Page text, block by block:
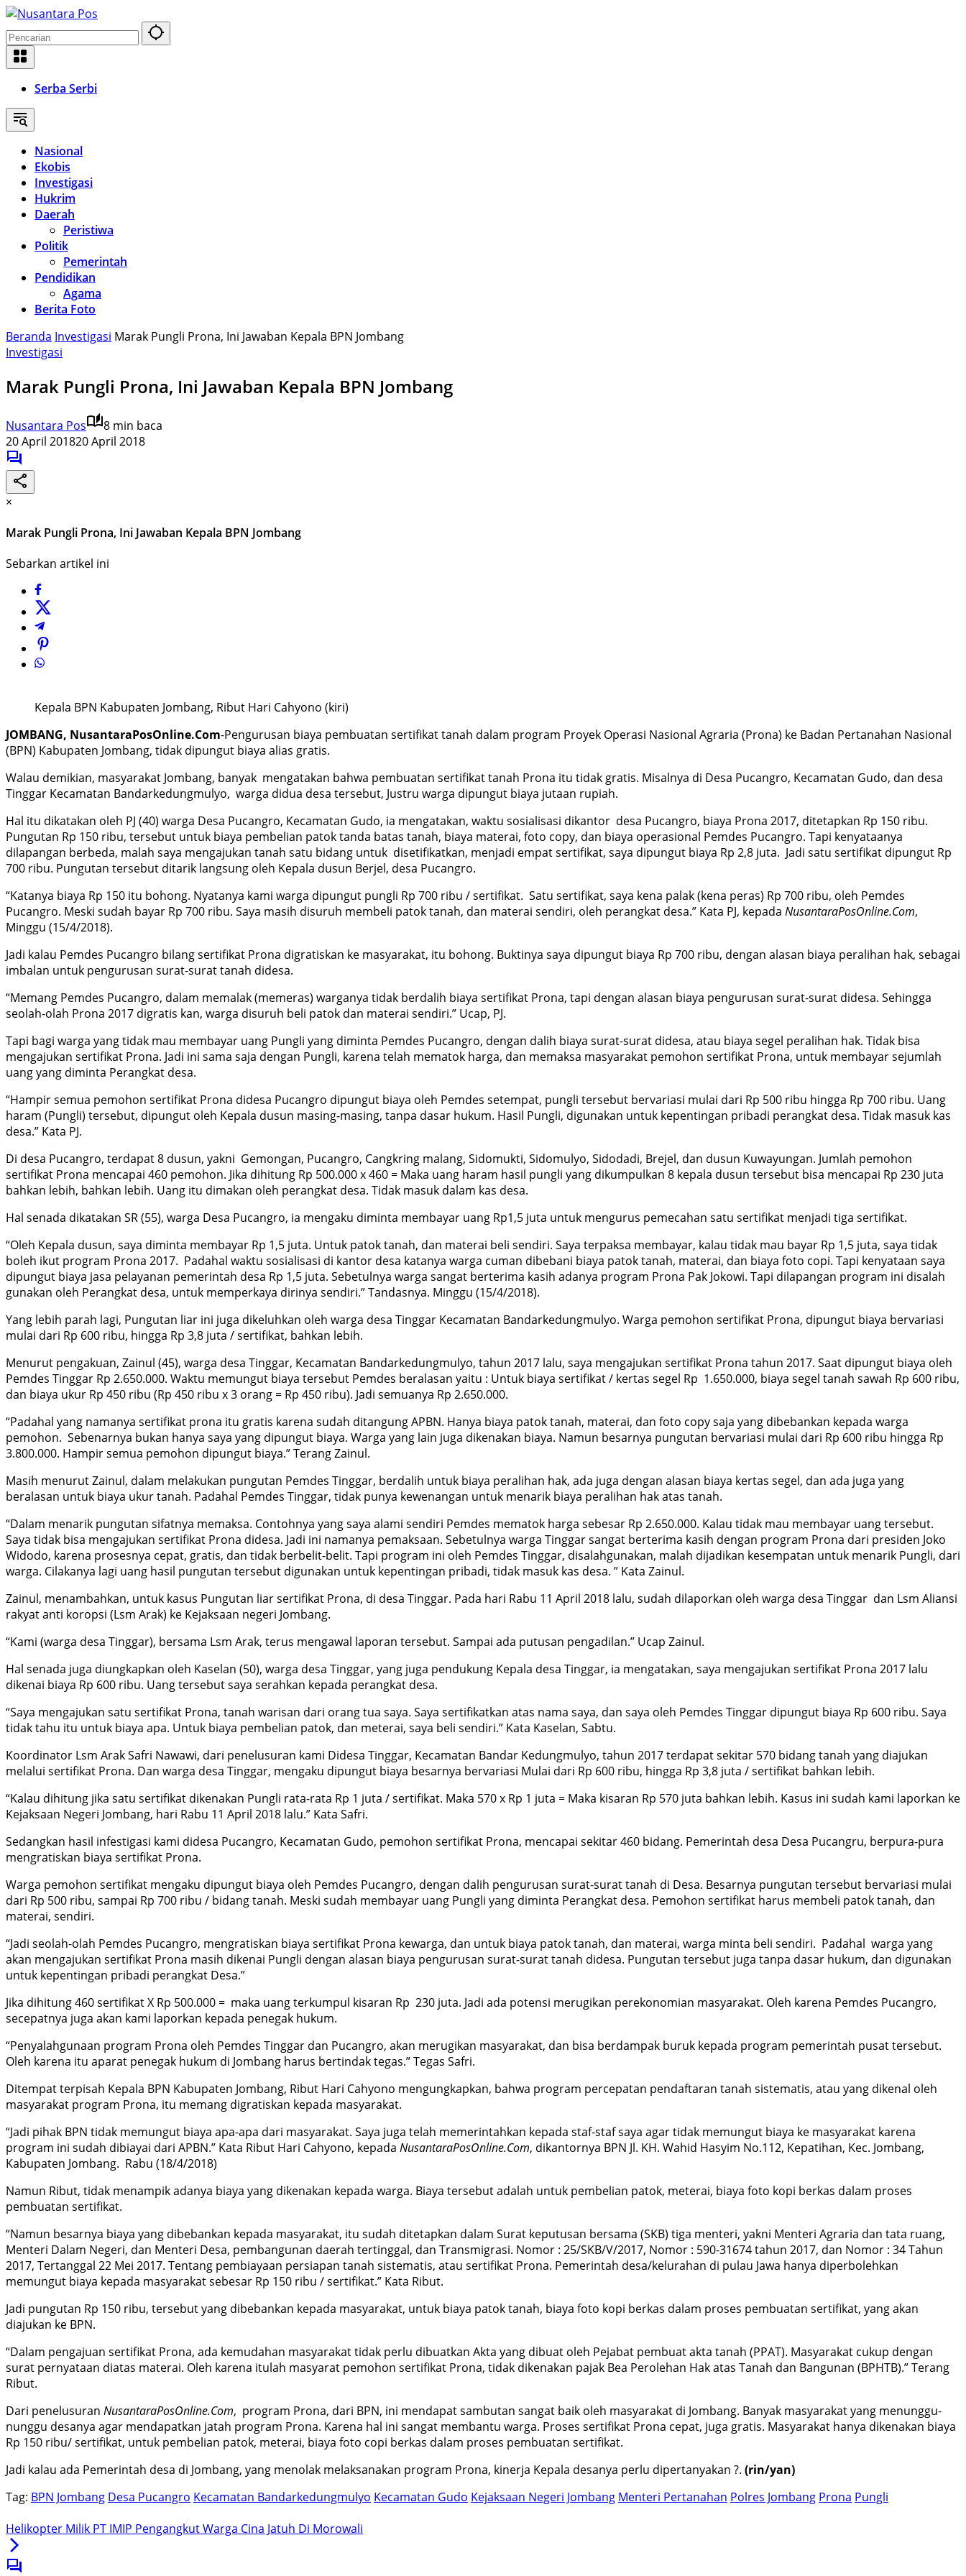
Langsung
ke
konten
Serba Serbi
Nasional
Ekobis
Investigasi
Hukrim
Daerah
Peristiwa
Politik
Pemerintah
Pendidikan
Agama
Berita Foto
Beranda Investigasi Marak Pungli Prona, Ini Jawaban Kepala BPN Jombang
Investigasi
Marak Pungli Prona, Ini Jawaban Kepala BPN Jombang
Nusantara Pos
8 min baca
20 April 201820 April 2018
×
Marak Pungli Prona, Ini Jawaban Kepala BPN Jombang
Sebarkan artikel ini
Kepala BPN Kabupaten Jombang, Ribut Hari Cahyono (kiri)
JOMBANG, NusantaraPosOnline.Com-Pengurusan biaya pembuatan sertifikat tanah dalam program Proyek Operasi Nasional Agraria (Prona) ke Badan Pertanahan Nasional
(BPN) Kabupaten Jombang, tidak dipungut biaya alias gratis.
Walau demikian, masyarakat Jombang, banyak mengatakan bahwa pembuatan sertifikat tanah Prona itu tidak gratis. Misalnya di Desa Pucangro, Kecamatan Gudo, dan desa
Tinggar Kecamatan Bandarkedungmulyo, warga didua desa tersebut, Justru warga dipungut biaya jutaan rupiah.
Hal itu dikatakan oleh PJ (40) warga Desa Pucangro, Kecamatan Gudo, ia mengatakan, waktu sosialisasi dikantor desa Pucangro, biaya Prona 2017, ditetapkan Rp 150 ribu.
Pungutan Rp 150 ribu, tersebut untuk biaya pembelian patok tanda batas tanah, biaya materai, foto copy, dan biaya operasional Pemdes Pucangro. Tapi kenyataanya
dilapangan berbeda, malah saya mengajukan tanah satu bidang untuk disetifikatkan, menjadi empat sertifikat, saya dipungut biaya Rp 2,8 juta. Jadi satu sertifikat dipungut Rp
700 ribu. Pungutan tersebut ditarik langsung oleh Kepala dusun Berjel, desa Pucangro.
“Katanya biaya Rp 150 itu bohong. Nyatanya kami warga dipungut pungli Rp 700 ribu / sertifikat. Satu sertifikat, saya kena palak (kena peras) Rp 700 ribu, oleh Pemdes
Pucangro. Meski sudah bayar Rp 700 ribu. Saya masih disuruh membeli patok tanah, dan materai sendiri, oleh perangkat desa.” Kata PJ, kepada NusantaraPosOnline.Com,
Minggu (15/4/2018).
Jadi kalau Pemdes Pucangro bilang sertifikat Prona digratiskan ke masyarakat, itu bohong. Buktinya saya dipungut biaya Rp 700 ribu, dengan alasan biaya peralihan hak, sebagai
imbalan untuk pengurusan surat-surat tanah didesa.
“Memang Pemdes Pucangro, dalam memalak (memeras) warganya tidak berdalih biaya sertifikat Prona, tapi dengan alasan biaya pengurusan surat-surat didesa. Sehingga
seolah-olah Prona 2017 digratis kan, warga disuruh beli patok dan materai sendiri.” Ucap, PJ.
Tapi bagi warga yang tidak mau membayar uang Pungli yang diminta Pemdes Pucangro, dengan dalih biaya surat-surat didesa, atau biaya segel peralihan hak. Tidak bisa
mengajukan sertifikat Prona. Jadi ini sama saja dengan Pungli, karena telah mematok harga, dan memaksa masyarakat pemohon sertifikat Prona, untuk membayar sejumlah
uang yang diminta Perangkat desa.
“Hampir semua pemohon sertifikat Prona didesa Pucangro dipungut biaya oleh Pemdes setempat, pungli tersebut bervariasi mulai dari Rp 500 ribu hingga Rp 700 ribu. Uang
haram (Pungli) tersebut, dipungut oleh Kepala dusun masing-masing, tanpa dasar hukum. Hasil Pungli, digunakan untuk kepentingan pribadi perangkat desa. Tidak masuk kas
desa.” Kata PJ.
Di desa Pucangro, terdapat 8 dusun, yakni Gemongan, Pucangro, Cangkring malang, Sidomukti, Sidomulyo, Sidodadi, Brejel, dan dusun Kuwayungan. Jumlah pemohon
sertifikat Prona mencapai 460 pemohon. Jika dihitung Rp 500.000 x 460 = Maka uang haram hasil pungli yang dikumpulkan 8 kepala dusun tersebut bisa mencapai Rp 230 juta
bahkan lebih, bahkan lebih. Uang itu dimakan oleh perangkat desa. Tidak masuk dalam kas desa.
Hal senada dikatakan SR (55), warga Desa Pucangro, ia mengaku diminta membayar uang Rp1,5 juta untuk mengurus pemecahan satu sertifikat menjadi tiga sertifikat.
“Oleh Kepala dusun, saya diminta membayar Rp 1,5 juta. Untuk patok tanah, dan materai beli sendiri. Saya terpaksa membayar, kalau tidak mau bayar Rp 1,5 juta, saya tidak
boleh ikut program Prona 2017. Padahal waktu sosialisasi di kantor desa katanya warga cuman dibebani biaya patok tanah, materai, dan biaya foto copi. Tapi kenyataan saya
dipungut biaya jasa pelayanan pemerintah desa Rp 1,5 juta. Sebetulnya warga sangat berterima kasih adanya program Prona Pak Jokowi. Tapi dilapangan program ini disalah
gunakan oleh Perangkat desa, untuk memperkaya dirinya sendiri.” Tandasnya. Minggu (15/4/2018).
Yang lebih parah lagi, Pungutan liar ini juga dikeluhkan oleh warga desa Tinggar Kecamatan Bandarkedungmulyo. Warga pemohon sertifikat Prona, dipungut biaya bervariasi
mulai dari Rp 600 ribu, hingga Rp 3,8 juta / sertifikat, bahkan lebih.
Menurut pengakuan, Zainul (45), warga desa Tinggar, Kecamatan Bandarkedungmulyo, tahun 2017 lalu, saya mengajukan sertifikat Prona tahun 2017. Saat dipungut biaya oleh
Pemdes Tinggar Rp 2.650.000. Waktu memungut biaya tersebut Pemdes beralasan yaitu : Untuk biaya sertifikat / kertas segel Rp 1.650.000, biaya segel tanah sawah Rp 600 ribu,
dan biaya ukur Rp 450 ribu (Rp 450 ribu x 3 orang = Rp 450 ribu). Jadi semuanya Rp 2.650.000.
“Padahal yang namanya sertifikat prona itu gratis karena sudah ditangung APBN. Hanya biaya patok tanah, materai, dan foto copy saja yang dibebankan kepada warga
pemohon. Sebenarnya bukan hanya saya yang dipungut biaya. Warga yang lain juga dikenakan biaya. Namun besarnya pungutan bervariasi mulai dari Rp 600 ribu hingga Rp
3.800.000. Hampir semua pemohon dipungut biaya.” Terang Zainul.
Masih menurut Zainul, dalam melakukan pungutan Pemdes Tinggar, berdalih untuk biaya peralihan hak, ada juga dengan alasan biaya kertas segel, dan ada juga yang
beralasan untuk biaya ukur tanah. Padahal Pemdes Tinggar, tidak punya kewenangan untuk menarik biaya peralihan hak atas tanah.
“Dalam menarik pungutan sifatnya memaksa. Contohnya yang saya alami sendiri Pemdes mematok harga sebesar Rp 2.650.000. Kalau tidak mau membayar uang tersebut.
Saya tidak bisa mengajukan sertifikat Prona didesa. Jadi ini namanya pemaksaan. Sebetulnya warga Tinggar sangat berterima kasih dengan program Prona dari presiden Joko
Widodo, karena prosesnya cepat, gratis, dan tidak berbelit-belit. Tapi program ini oleh Pemdes Tinggar, disalahgunakan, malah dijadikan kesempatan untuk menarik Pungli, dari
warga. Cilakanya lagi uang hasil pungutan tersebut digunakan untuk kepentingan pribadi, tidak masuk kas desa. ” Kata Zainul.
Zainul, menambahkan, untuk kasus Pungutan liar sertifikat Prona, di desa Tinggar. Pada hari Rabu 11 April 2018 lalu, sudah dilaporkan oleh warga desa Tinggar dan Lsm Aliansi
rakyat anti koropsi (Lsm Arak) ke Kejaksaan negeri Jombang.
“Kami (warga desa Tinggar), bersama Lsm Arak, terus mengawal laporan tersebut. Sampai ada putusan pengadilan.” Ucap Zainul.
Hal senada juga diungkapkan oleh Kaselan (50), warga desa Tinggar, yang juga pendukung Kepala desa Tinggar, ia mengatakan, saya mengajukan sertifikat Prona 2017 lalu
dikenai biaya Rp 600 ribu. Uang tersebut saya serahkan kepada perangkat desa.
“Saya mengajukan satu sertifikat Prona, tanah warisan dari orang tua saya. Saya sertifikatkan atas nama saya, dan saya oleh Pemdes Tinggar dipungut biaya Rp 600 ribu. Saya
tidak tahu itu untuk biaya apa. Untuk biaya pembelian patok, dan meterai, saya beli sendiri.” Kata Kaselan, Sabtu.
Koordinator Lsm Arak Safri Nawawi, dari penelusuran kami Didesa Tinggar, Kecamatan Bandar Kedungmulyo, tahun 2017 terdapat sekitar 570 bidang tanah yang diajukan
melalui sertifikat Prona. Dan warga desa Tinggar, mengaku dipungut biaya besarnya bervariasi Mulai dari Rp 600 ribu, hingga Rp 3,8 juta / sertifikat bahkan lebih.
“Kalau dihitung jika satu sertifikat dikenakan Pungli rata-rata Rp 1 juta / sertifikat. Maka 570 x Rp 1 juta = Maka kisaran Rp 570 juta bahkan lebih. Kasus ini sudah kami laporkan ke
Kejaksaan Negeri Jombang, hari Rabu 11 April 2018 lalu.” Kata Safri.
Sedangkan hasil infestigasi kami didesa Pucangro, Kecamatan Gudo, pemohon sertifikat Prona, mencapai sekitar 460 bidang. Pemerintah desa Desa Pucangru, berpura-pura
mengratiskan biaya sertifikat Prona.
Warga pemohon sertifikat mengaku dipungut biaya oleh Pemdes Pucangro, dengan dalih pengurusan surat-surat tanah di Desa. Besarnya pungutan tersebut bervariasi mulai
dari Rp 500 ribu, sampai Rp 700 ribu / bidang tanah. Meski sudah membayar uang Pungli yang diminta Perangkat desa. Pemohon sertifikat harus membeli patok tanah, dan
materai, sendiri.
“Jadi seolah-olah Pemdes Pucangro, mengratiskan biaya sertifikat Prona kewarga, dan untuk biaya patok tanah, dan materai, warga minta beli sendiri. Padahal warga yang
akan mengajukan sertifikat Prona masih dikenai Pungli dengan alasan biaya pengurusan surat-surat tanah didesa. Pungutan tersebut juga tanpa dasar hukum, dan digunakan
untuk kepentingan pribadi perangkat Desa.”
Jika dihitung 460 sertifikat X Rp 500.000 = maka uang terkumpul kisaran Rp 230 juta. Jadi ada potensi merugikan perekonomian masyarakat. Oleh karena Pemdes Pucangro,
secepatnya juga akan kami laporkan kepada penegak hukum.
“Penyalahgunaan program Prona oleh Pemdes Tinggar dan Pucangro, akan merugikan masyarakat, dan bisa berdampak buruk kepada program pemerintah pusat tersebut.
Oleh karena itu aparat penegak hukum di Jombang harus bertindak tegas.” Tegas Safri.
Ditempat terpisah Kepala BPN Kabupaten Jombang, Ribut Hari Cahyono mengungkapkan, bahwa program percepatan pendaftaran tanah sistematis, atau yang dikenal oleh
masyarakat program Prona, itu memang digratiskan kepada masyarakat.
“Jadi pihak BPN tidak memungut biaya apa-apa dari masyarakat. Saya juga telah memerintahkan kepada staf-staf saya agar tidak memungut biaya ke masyarakat karena
program ini sudah dibiayai dari APBN.” Kata Ribut Hari Cahyono, kepada NusantaraPosOnline.Com, dikantornya BPN Jl. KH. Wahid Hasyim No.112, Kepatihan, Kec. Jombang,
Kabupaten Jombang. Rabu (18/4/2018)
Namun Ribut, tidak menampik adanya biaya yang dikenakan kepada warga. Biaya tersebut adalah untuk pembelian patok, meterai, biaya foto kopi berkas dalam proses
pembuatan sertifikat.
“Namun besarnya biaya yang dibebankan kepada masyarakat, itu sudah ditetapkan dalam Surat keputusan bersama (SKB) tiga menteri, yakni Menteri Agraria dan tata ruang,
Menteri Dalam Negeri, dan Menteri Desa, pembangunan daerah tertinggal, dan Transmigrasi. Nomor : 25/SKB/V/2017, Nomor : 590-31674 tahun 2017, dan Nomor : 34 Tahun
2017, Tertanggal 22 Mei 2017. Tentang pembiayaan persiapan tanah sistematis, atau sertifikat Prona. Pemerintah desa/kelurahan di pulau Jawa hanya diperbolehkan
memungut biaya kepada masyarakat sebesar Rp 150 ribu / sertifikat.” Kata Ribut.
Jadi pungutan Rp 150 ribu, tersebut yang dibebankan kepada masyarakat, untuk biaya patok tanah, biaya foto kopi berkas dalam proses pembuatan sertifikat, yang akan
diajukan ke BPN.
“Dalam pengajuan sertifikat Prona, ada kemudahan masyarakat tidak perlu dibuatkan Akta yang dibuat oleh Pejabat pembuat akta tanah (PPAT). Masyarakat cukup dengan
surat pernyataan diatas materai. Oleh karena itulah masyarat pemohon sertifikat Prona, tidak dikenakan pajak Bea Perolehan Hak atas Tanah dan Bangunan (BPHTB).” Terang
Ribut.
Dari penelusuran NusantaraPosOnline.Com, program Prona, dari BPN, ini mendapat sambutan sangat baik oleh masyarakat di Jombang. Banyak masyarakat yang menunggu-
nunggu desanya agar mendapatkan jatah program Prona. Karena hal ini sangat membantu warga. Proses sertifikat Prona cepat, juga gratis. Masyarakat hanya dikenakan biaya
Rp 150 ribu/ sertifikat, untuk pembelian patok, meterai, biaya foto copi berkas dalam proses pembuatan sertifikat.
Jadi kalau ada Pemerintah desa di Jombang, yang menolak melaksanakan program Prona, kinerja Kepala desanya perlu dipertanyakan ?. (rin/yan)
Tag: BPN Jombang Desa Pucangro Kecamatan Bandarkedungmulyo Kecamatan Gudo Kejaksaan Negeri Jombang Menteri Pertanahan Polres Jombang Prona Pungli
Helikopter Milik PT IMIP Pengangkut Warga Cina Jatuh Di Morowali